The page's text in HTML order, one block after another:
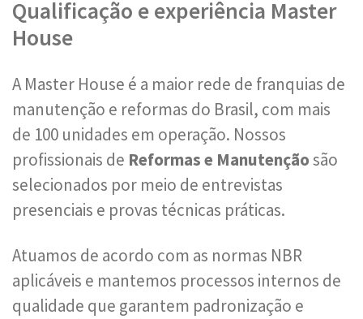
Qualificação e experiência Master
House
A Master House é a maior rede de franquias de
manutenção e reformas do Brasil, com mais
de 100 unidades em operação. Nossos
profissionais de Reformas e Manutençãosão
selecionados por meio de entrevistas
presenciais e provas técnicas práticas.
Atuamos de acordo com as normas NBR
aplicáveis e mantemos processos internos de
qualidade que garantem padronização e